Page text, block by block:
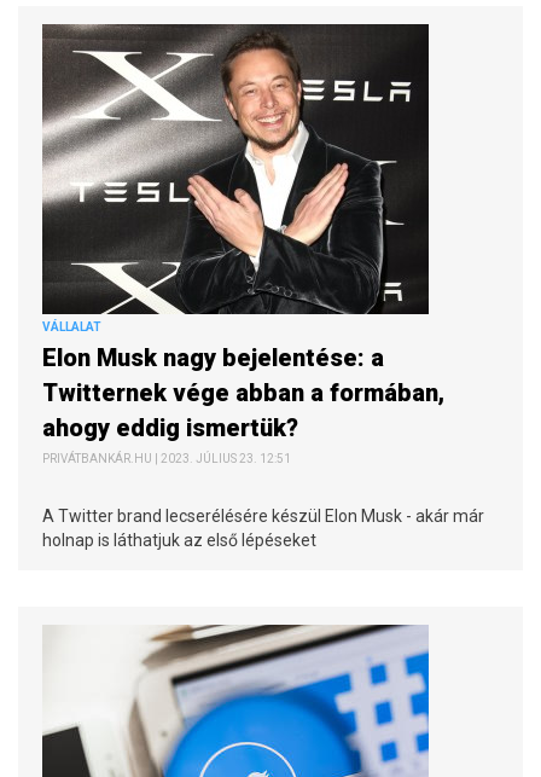
VÁLLALAT
Elon Musk nagy bejelentése: a
Twitternek vége abban a formában,
ahogy eddig ismertük?
PRIVÁTBANKÁR.HU | 2023. JÚLIUS 23. 12:51
A Twitter brand lecserélésére készül Elon Musk - akár már
holnap is láthatjuk az első lépéseket